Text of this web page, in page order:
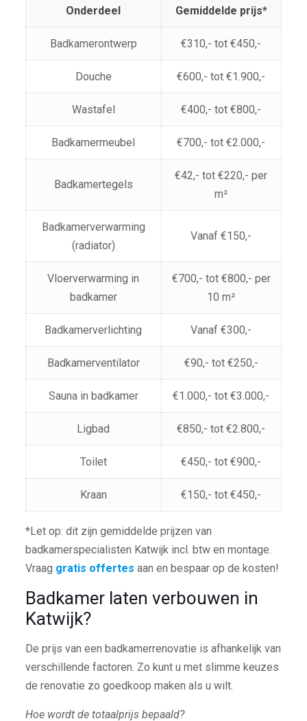
Onderdeel Gemiddelde prijs*
Badkamerontwerp €310,- tot €450,-
Douche €600,- tot €1.900,-
Wastafel €400,- tot €800,-
Badkamermeubel €700,- tot €2.000,-
Badkamertegels
€42,- tot €220,- per
m²
Badkamerverwarming
(radiator)
Vanaf €150,-
Vloerverwarming in
badkamer
€700,- tot €800,- per
10 m²
Badkamerverlichting Vanaf €300,-
Badkamerventilator €90,- tot €250,-
Sauna in badkamer €1.000,- tot €3.000,-
Ligbad €850,- tot €2.800,-
Toilet €450,- tot €900,-
Kraan €150,- tot €450,-
*Let op: dit zijn gemiddelde prijzen van
badkamerspecialisten Katwijk incl. btw en montage.
Vraag gratis offertes aan en bespaar op de kosten!
Badkamer laten verbouwen in
Katwijk?
De prijs van een badkamerrenovatie is afhankelijk van
verschillende factoren. Zo kunt u met slimme keuzes
de renovatie zo goedkoop maken als u wilt.
Hoe wordt de totaalprijs bepaald?